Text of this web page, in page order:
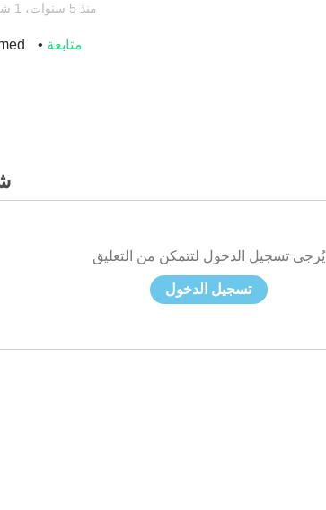
منذ 5 سنوات، 1 شهر
متابعة
يُرجى تسجيل الدخول لتتمكن من التعليق
تسجيل الدخول